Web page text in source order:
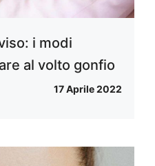
i modi
al volto gonfio
17 Aprile 2022